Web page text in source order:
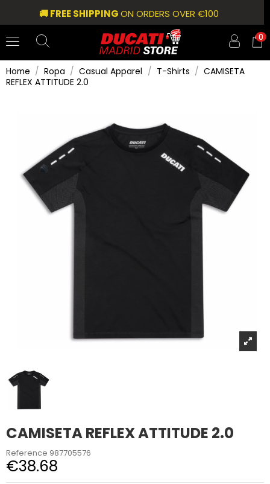
🚚 FREE SHIPPINGON ORDERS OVER €100
0
Home Ropa Casual Apparel T-Shirts
CAMISETA
REFLEX ATTITUDE 2.0
CAMISETA REFLEX ATTITUDE 2.0
Reference 987705576
€38.68